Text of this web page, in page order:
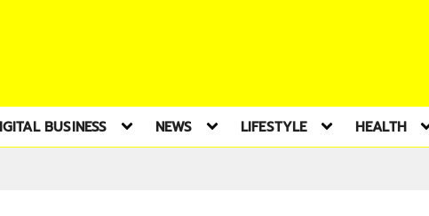
BUSINESS NEWS LIFESTYLE HEALTH